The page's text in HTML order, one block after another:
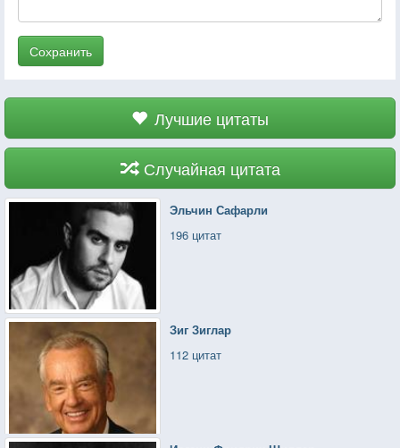
Сохранить
Лучшие цитаты
Случайная цитата
Эльчин Сафарли
196 цитат
Зиг Зиглар
112 цитат